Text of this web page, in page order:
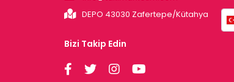
DEPO 43030 Zafertepe/Kütahya
Bizi Takip Edin